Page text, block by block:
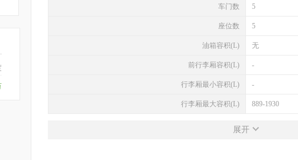
车门数 5
座位数 5
油箱容积(L) 无
前行李厢容积(L) -
行李厢最小容积(L) -
行李厢最大容积(L) 889-1930
发动机
展开